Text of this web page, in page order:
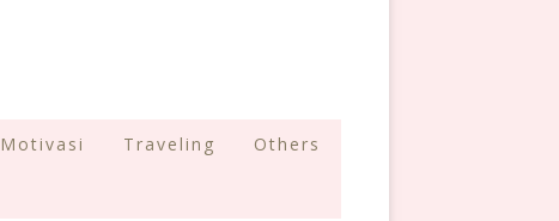
Motivasi Traveling Others